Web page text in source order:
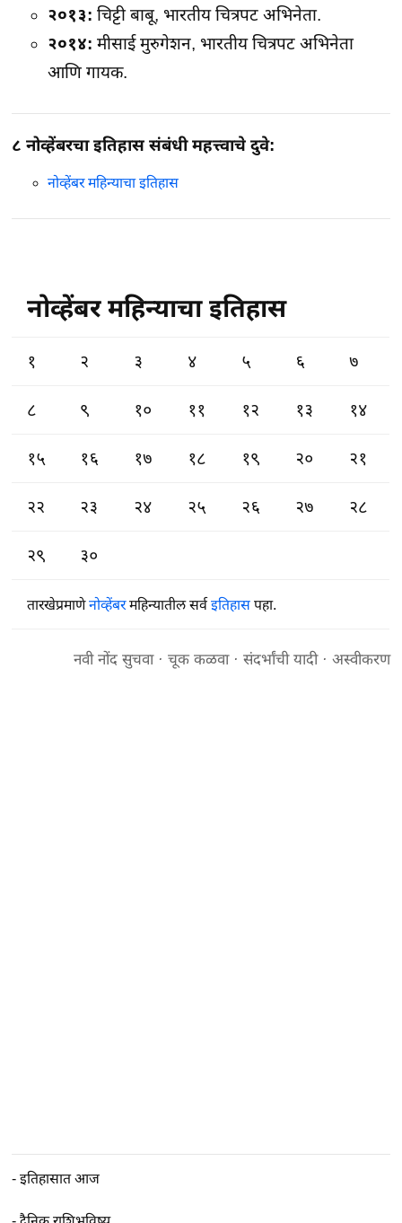
२०१३: चिट्टी बाबू, भारतीय चित्रपट अभिनेता.
२०१४: मीसाई मुरुगेशन, भारतीय चित्रपट अभिनेता
आणि गायक.
८ नोव्हेंबरचा इतिहास संबंधी महत्त्वाचे दुवे:
नोव्हेंबर महिन्याचा इतिहास
नोव्हेंबर महिन्याचा इतिहास
१ २ ३ ४ ५ ६ ७
८ ९ १० ११ १२ १३ १४
१५ १६ १७ १८ १९ २० २१
२२ २३ २४ २५ २६ २७ २८
२९ ३०
तारखेप्रमाणेनोव्हेंबरमहिन्यातील सर्वइतिहास पहा.
नवी नोंद सुचवा· चूक कळवा· संदर्भांची यादी· अस्वीकरण
-इतिहासात आज